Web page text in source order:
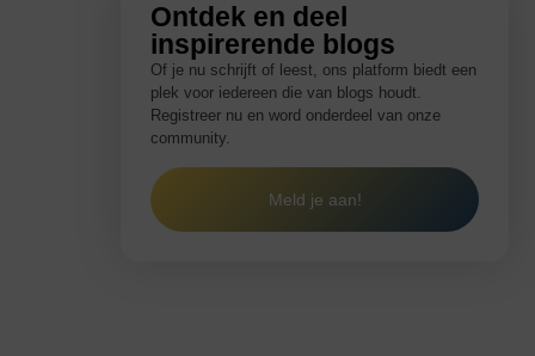
Ontdek en deel
inspirerende blogs
Of je nu schrijft of leest, ons platform biedt een
plek voor iedereen die van blogs houdt.
Registreer nu en word onderdeel van onze
community.
Meld je aan!